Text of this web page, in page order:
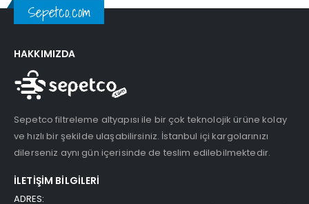
Sepetco.com
HAKKIMIZDA
Sepetco filtreleme altyapısı ile bir çok teknolojik ürüne kolay
ve hızlı bir şekilde ulaşabilirsiniz. İstanbul içi kargolarınızı
dilerseniz aynı gün içerisinde de teslim edilebilmektedir.
İLETIŞIM BILGILERI
ADRES: